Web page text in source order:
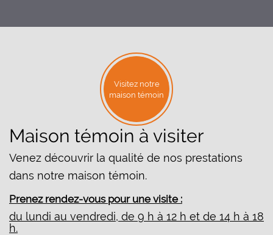
Visitez notre
maison témoin
Maison témoin à visiter
Venez découvrir la qualité de nos prestations
dans notre maison témoin.
Prenez rendez-vous pour une visite :
du lundi au vendredi, de 9 h à 12 h et de 14 h à 18
h.